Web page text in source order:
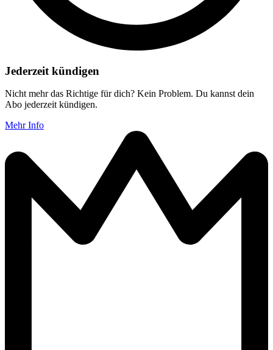
Jederzeit kündigen
Nicht mehr das Richtige für dich? Kein Problem. Du kannst dein
Abo jederzeit kündigen.
Mehr Info